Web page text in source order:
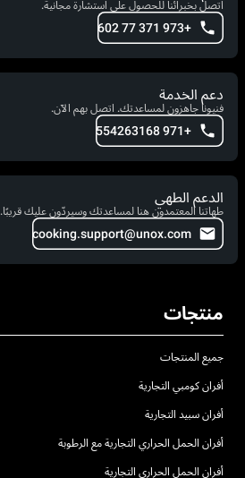
اتصل بخبرائنا للحصول على استشارة مجانية.
+973 371 77 602
دعم الخدمة
فنيونا جاهزون لمساعدتك. اتصل بهم الآن.
+971 554263168
الدعم الطهي
طهاتنا المعتمدون هنا لمساعدتك وسيردّون عليك قريبًا.
cooking.support@unox.com
منتجات
جميع المنتجات
أفران كومبي التجارية
أفران سبيد التجارية
أفران الحمل الحراري التجارية مع الرطوبة
أفران الحمل الحراري التجارية